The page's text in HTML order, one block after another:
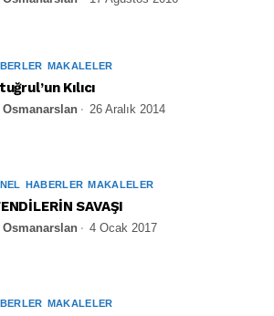
MAKALELER
Kılıcı
Osmanarslan 26 Aralık 2014
HABERLER MAKALELER
SAVAŞI
Osmanarslan 4 Ocak 2017
MAKALELER